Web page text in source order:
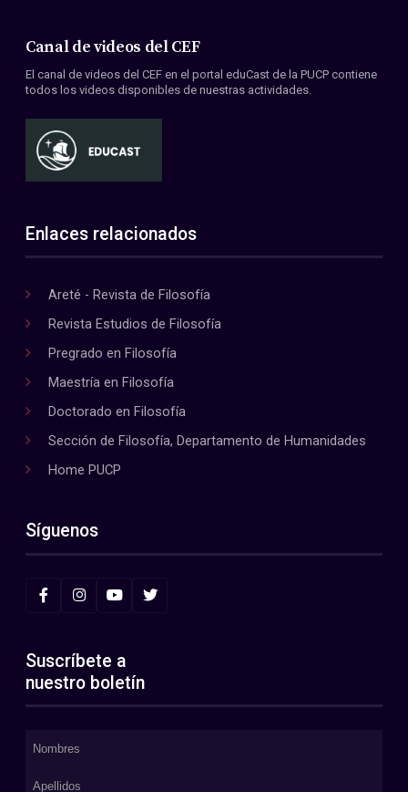
Canal de videos del CEF
El canal de videos del CEF en el portal eduCast de la PUCP contiene
todos los videos disponibles de nuestras actividades.
Enlaces relacionados
Areté - Revista de Filosofía
Revista Estudios de Filosofía
Pregrado en Filosofía
Maestría en Filosofía
Doctorado en Filosofía
Sección de Filosofía, Departamento de Humanidades
Home PUCP
Síguenos
Suscríbete a
nuestro boletín